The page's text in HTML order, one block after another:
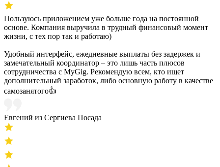
Пользуюсь приложением уже больше года на постоянной
основе. Компания выручила в трудный финансовый момент
жизни, с тех пор так и работаю)
Удобный интерфейс, ежедневные выплаты без задержек и
замечательный координатор – это лишь часть плюсов
сотрудничества с MyGig. Рекомендую всем, кто ищет
дополнительный заработок, либо основную работу в качестве
самозанятого👍
Евгений из Сергиева Посада